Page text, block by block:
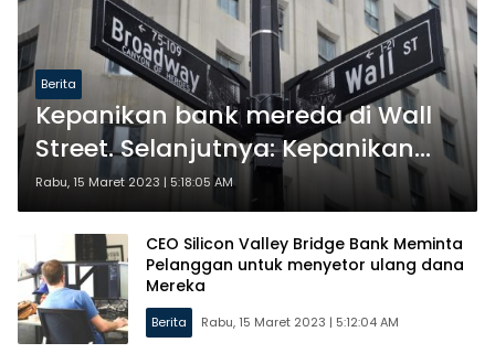
Berita
Kepanikan bank mereda di Wall
Street. Selanjutnya: Kepanikan
Fed
Rabu, 15 Maret 2023 | 5:18:05 AM
CEO Silicon Valley Bridge Bank Meminta
Pelanggan untuk menyetor ulang dana
Mereka
Berita Rabu, 15 Maret 2023 | 5:12:04 AM